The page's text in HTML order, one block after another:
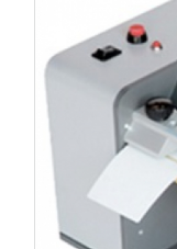
ЭТИКЕТОК
УЗНАТЬ
M/F
применяется